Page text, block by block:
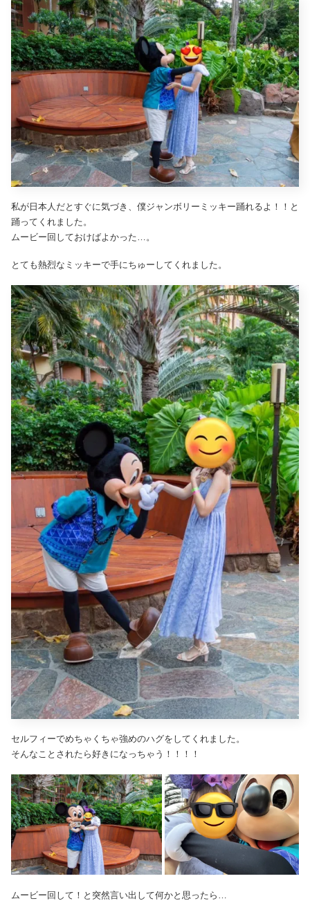
私が日本人だとすぐに気づき、僕ジャンボリーミッキー踊れるよ！！と
踊ってくれました。
ムービー回しておけばよかった…。
とても熱烈なミッキーで手にちゅーしてくれました。
セルフィーでめちゃくちゃ強めのハグをしてくれました。
そんなことされたら好きになっちゃう！！！！
ムービー回して！と突然言い出して何かと思ったら…